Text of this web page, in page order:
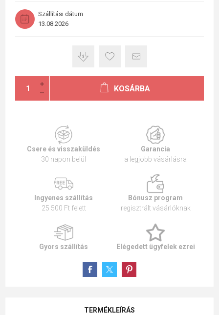
Szállítási dátum
13.08.2026
KOSÁRBA
Csere és visszaküldés
30 napon belül
Garancia
a legjobb vásárlásra
Ingyenes szállítás
25 500 Ft felett
Bónusz program
regisztrált vásárlóknak
Gyors szállítás Elégedett ügyfelek ezrei
TERMÉKLEÍRÁS